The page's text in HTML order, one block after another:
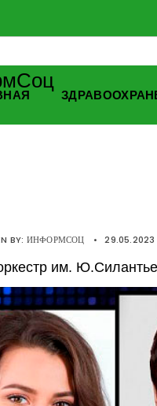
BY: ИНФОРМСОЦ • 29.05.2023
им.